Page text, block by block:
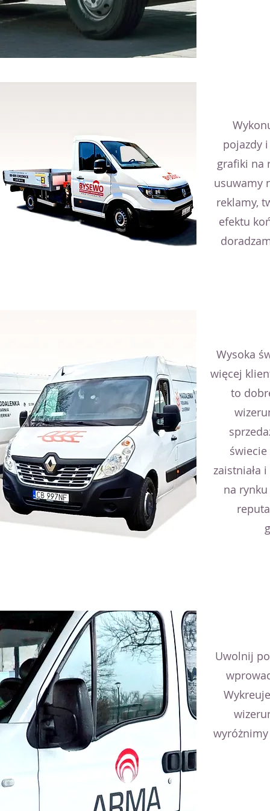
pojazdy
grafiki na
usuwamy
reklamy,
efektu
Wysoka
więcej
to
zaistniała
na
Uwolnij